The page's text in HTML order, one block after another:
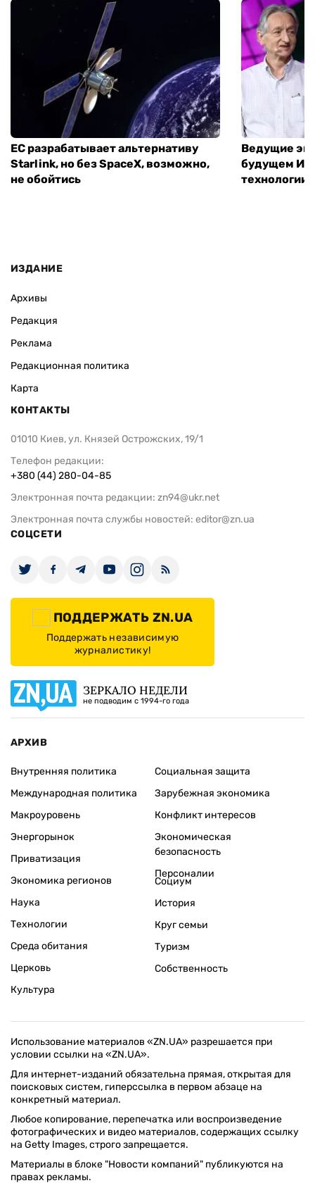
ЕС разрабатывает альтернативу
Starlink, но без SpaceX, возможно,
не обойтись
Ведущие
будущем
технологии
ИЗДАНИЕ
Архивы
Редакция
Реклама
Редакционная политика
Карта
КОНТАКТЫ
01010 Киев, ул. Князей Острожских, 19/1
Телефон редакции:
+380 (44) 280-04-85
Электронная почта редакции: zn94@ukr.net
Электронная почта службы новостей: editor@zn.ua
СОЦСЕТИ
ПОДДЕРЖАТЬ ZN.UA
Поддержать независимую
журналистику!
ЗЕРКАЛО НЕДЕЛИ
не подводим с 1994-го года
АРХИВ
Внутренняя политика
Международная политика
Макроуровень
Энергорынок
Приватизация
Экономика регионов
Социальная защита
Зарубежная экономика
Конфликт интересов
Экономическая
безопасность
Персоналии
Наука
Технологии
Среда обитания
Церковь
Культура
Социум
История
Круг семьи
Туризм
Собственность
Использование материалов «ZN.UA» разрешается при
условии ссылки на «ZN.UA».
Для интернет-изданий обязательна прямая, открытая для
поисковых систем, гиперссылка в первом абзаце на
конкретный материал.
Любое копирование, перепечатка или воспроизведение
фотографических и видео материалов, содержащих ссылку
на Getty Images, строго запрещается.
Материалы в блоке "Новости компаний" публикуются на
правах рекламы.